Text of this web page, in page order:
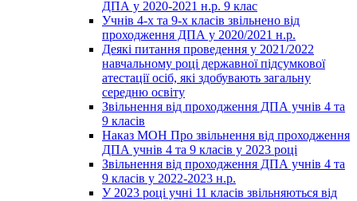
ДПА у 2020-2021 н.р. 9 клас
Учнів 4-х та 9-х класів звільнено від
проходження ДПА у 2020/2021 н.р.
Деякі питання проведення у 2021/2022
навчальному році державної підсумкової
атестації осіб, які здобувають загальну
середню освіту
Звільнення від проходження ДПА учнів 4 та
9 класів
Наказ МОН Про звільнення від проходження
ДПА учнів 4 та 9 класів у 2023 році
Звільнення від проходження ДПА учнів 4 та
9 класів у 2022-2023 н.р.
У 2023 році учні 11 класів звільняються від